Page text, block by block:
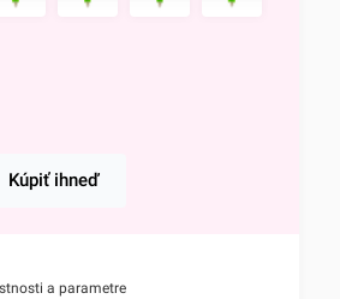
Kúpiť ihneď
a parametre